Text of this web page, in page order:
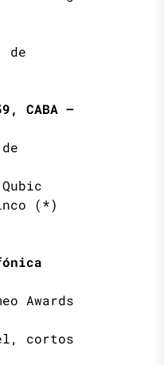
de
CABA –
(*)
Awards
cortos